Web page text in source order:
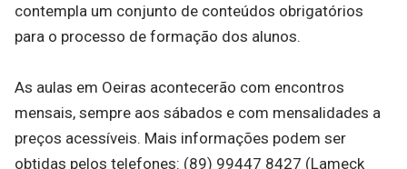
contempla um conjunto de conteúdos obrigatórios
para o processo de formação dos alunos.
As aulas em Oeiras acontecerão com encontros
mensais, sempre aos sábados e com mensalidades a
preços acessíveis. Mais informações podem ser
obtidas pelos telefones: (89) 99447 8427 (Lameck